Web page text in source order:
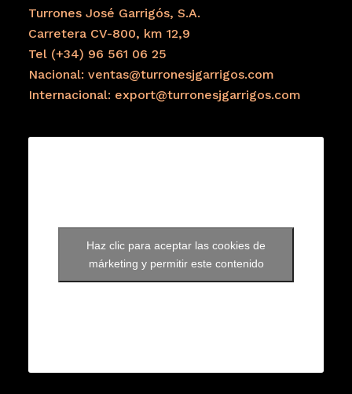
Turrones José Garrigós, S.A.
Carretera CV-800, km 12,9
Tel (+34) 96 561 06 25
Nacional: ventas@turronesjgarrigos.com
Internacional: export@turronesjgarrigos.com
Haz clic para aceptar las cookies de
márketing y permitir este contenido